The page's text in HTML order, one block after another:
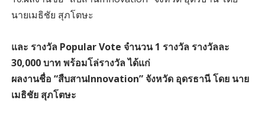
นายเมธิชัย สุภโตษะ
และ รางวัล Popular Vote จำนวน 1 รางวัล รางวัลละ
30,000 บาท พร้อมโล่รางวัล ได้แก่
ผลงานชื่อ “สืบสานInnovation” จังหวัด อุดรธานี โดย นาย
เมธิชัย สุภโตษะ